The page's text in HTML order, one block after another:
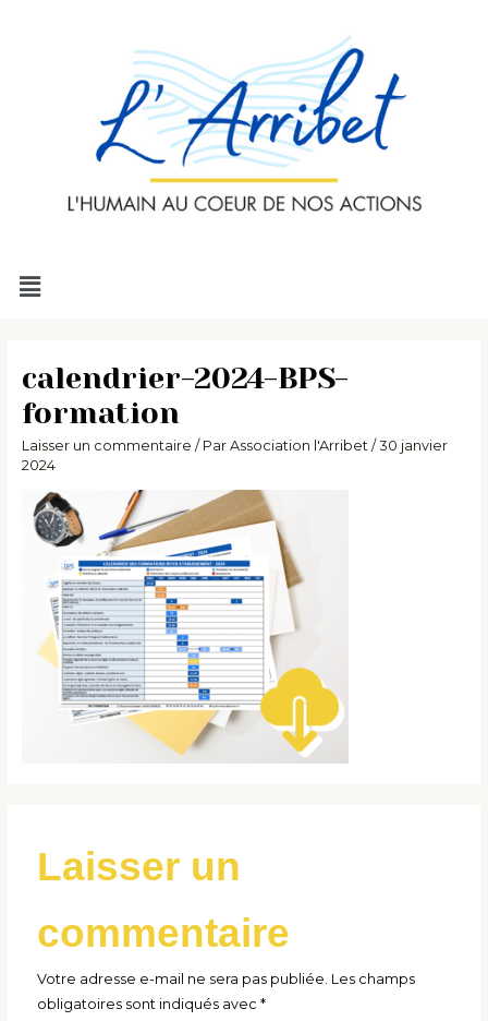
Menu
calendrier-2024-BPS-
formation
Laisser un commentaire / Par Association l'Arribet / 30 janvier
2024
Laisser un
commentaire
Votre adresse e-mail ne sera pas publiée. Les champs
obligatoires sont indiqués avec*